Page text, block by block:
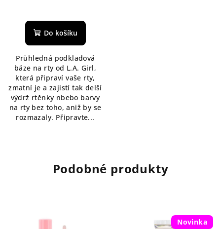
Do košíku
Průhledná podkladová
báze na rty od L.A. Girl,
která připraví vaše rty,
zmatní je a zajistí tak delší
výdrž rtěnky nbebo barvy
na rty bez toho, aniž by se
rozmazaly. Připravte...
Podobné produkty
Novinka